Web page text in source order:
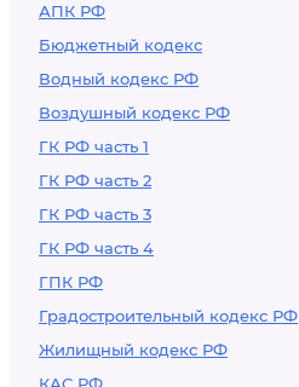
АПК РФ
Бюджетный кодекс
Водный кодекс РФ
Воздушный кодекс РФ
ГК РФ часть 1
ГК РФ часть 2
ГК РФ часть 3
ГК РФ часть 4
ГПК РФ
Градостроительный кодекс РФ
Жилищный кодекс РФ